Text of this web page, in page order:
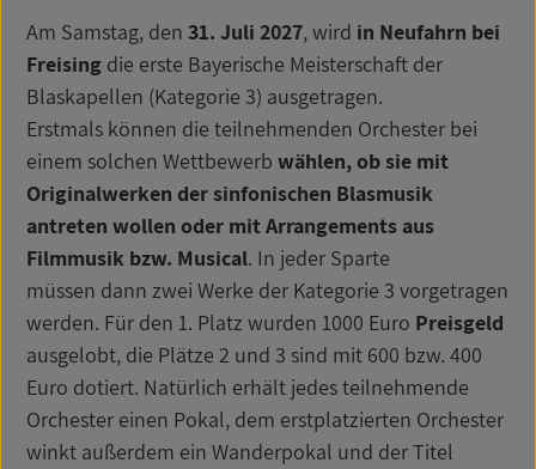
Am Samstag, den31. Juli 2027, wird in Neufahrn bei
Freising die erste Bayerische Meisterschaft der
Blaskapellen (Kategorie 3) ausgetragen.
Erstmals können die teilnehmenden Orchester bei
einem solchen Wettbewerbwählen, ob sie mit
Originalwerken der sinfonischen Blasmusik
antreten wollen oder mit Arrangements aus
Filmmusik bzw. Musical. In jeder Sparte
müssen dann zwei Werke der Kategorie 3 vorgetragen
werden. Für den 1. Platz wurden 1000 Euro Preisgeld
ausgelobt, die Plätze 2 und 3 sind mit 600 bzw. 400
Euro dotiert. Natürlich erhält jedes teilnehmende
Orchester einen Pokal, dem erstplatzierten Orchester
winkt außerdem ein Wanderpokal und der Titel